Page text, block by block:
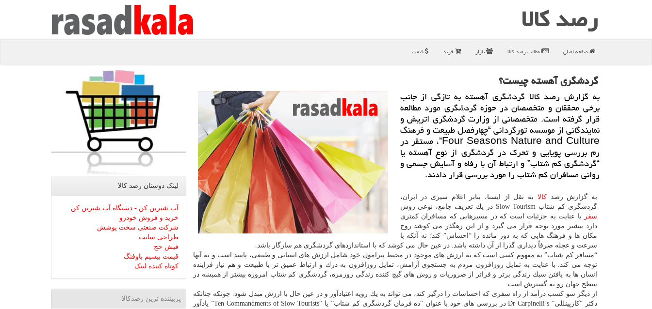
رصد كالا
صفحه اصلی مطالب رصد كالا بازار خرید قیمت
گردشگری آهسته چیست؟
به گزارش رصد كالا گردشگری آهسته به تازگی از جانب
برخی محققان و متخصصان در حوزه گردشگری مورد مطالعه
قرار گرفته است. متخصصانی از وزارت گردشگری اتریش و
نمایندگانی از موسسه تورگردانی “چهارفصل طبیعت و فرهنگ
Four Seasons Nature and Culture”، مستقر در
رم بررسی پویایی و تحرك در گردشگری از نوع آهسته یا
“گردشگری كم شتاب” و ارتباط آن با رفاه و آسایش جسمی و
روانی مسافران كم شتاب را مورد بررسی قرار دادند.
به گزارش رصدكالا به نقل از ایسنا، بنابر اعلام سیری در ایران،
گردشگری كم شتاب Slow Tourism در یك تعریف جامع، نوعی روش
سفر
با عنایت به جزئیات است كه در مسیرهایی كه مسافران كمتری
دارد بیشتر مورد توجه قرار می گیرد و از این رهگذر می كوشد روح
مكان ها و فرهنگ هایی كه به دور مانده را “احساس” كند؛ نه آنكه با
سرعت و عجله صرفاً دیداری گذرا از آن داشته باشد. در عین حال می كوشد كه با استانداردهای گردشگری هم سازگار باشد.
“مسافر كم شتاب” به مفهوم كسی است كه به ارزش های موجود در محیط پیرامون خود شامل ارزش های انسانی و طبیعی، پایبند است و به آنها
توجه می كند. با عنایت به تمایل روزافزون مردم به جستجوی آرامش، تمایل روزافزون به درك و ارتباط عمیق تر با طبیعت و هم نیاز فزاینده
انسان ها به یافتن سبك زندگی برتر و فراتر از ضروریات و روش های گیج كننده زندگی روزمره، گردشگری كم شتاب امروزه بیشتر از همیشه در
سطح جهان رو به گسترش است.
از دیگر سو كسب درآمد از راه سفری كه احساسات را درگیر كند، می تواند به یك رویه اعتیادآور و در عین حال با ارزش مبدل شود. چونكه چنانكه
دكتر “كارپینللی” Dr Carpinelli’s در بررسی های خود با عنوان “ده فرمان گردشگری كم شتاب” یا “Ten Commandments of Slow Tourists” یادآور
لینک دوستان رصد كالا
آب شیرین کن - دستگاه آب شیرین کن
خرید و فروش خودرو
شرکت صنعتی سخت پوشش
طراحی سایت
فیش حج
قیمت بیسیم باوفنگ
کوتاه کننده لینک
پربیننده ترین رصدکالا